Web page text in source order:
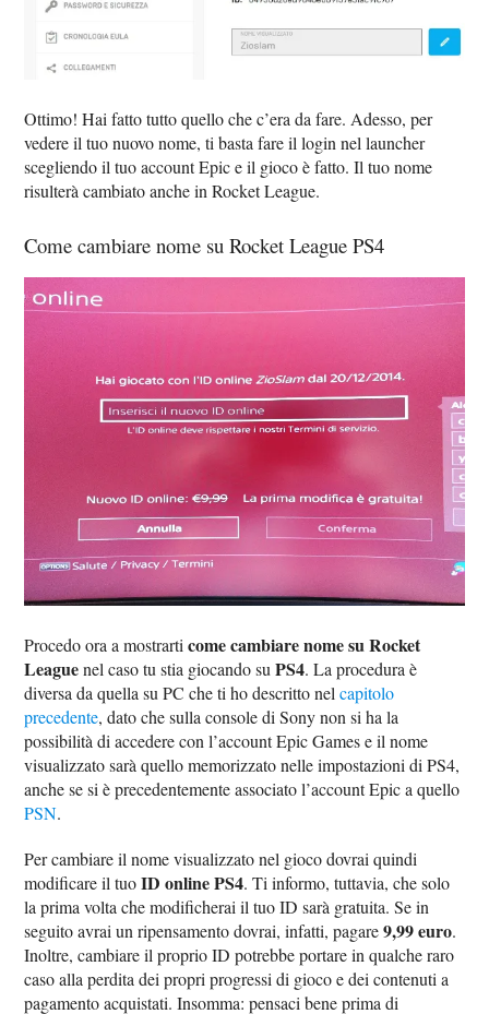
Ottimo! Hai fatto tutto quello che c’era da fare. Adesso, per
vedere il tuo nuovo nome, ti basta fare il login nel launcher
scegliendo il tuo account Epic e il gioco è fatto. Il tuo nome
risulterà cambiato anche in Rocket League.
Come cambiare nome su Rocket League PS4
Procedo ora a mostrarticome cambiare nome su Rocket
Leaguenel caso tu stia giocando suPS4. La procedura è
diversa da quella su PC che ti ho descritto nelcapitolo
precedente, dato che sulla console di Sony non si ha la
possibilità di accedere con l’account Epic Games e il nome
visualizzato sarà quello memorizzato nelle impostazioni di PS4,
anche se si è precedentemente associato l’account Epic a quello
PSN.
Per cambiare il nome visualizzato nel gioco dovrai quindi
modificare il tuoID online PS4. Ti informo, tuttavia, che solo
la prima volta che modificherai il tuo ID sarà gratuita. Se in
seguito avrai un ripensamento dovrai, infatti, pagare9,99 euro.
Inoltre, cambiare il proprio ID potrebbe portare in qualche raro
caso alla perdita dei propri progressi di gioco e dei contenuti a
pagamento acquistati. Insomma: pensaci bene prima di